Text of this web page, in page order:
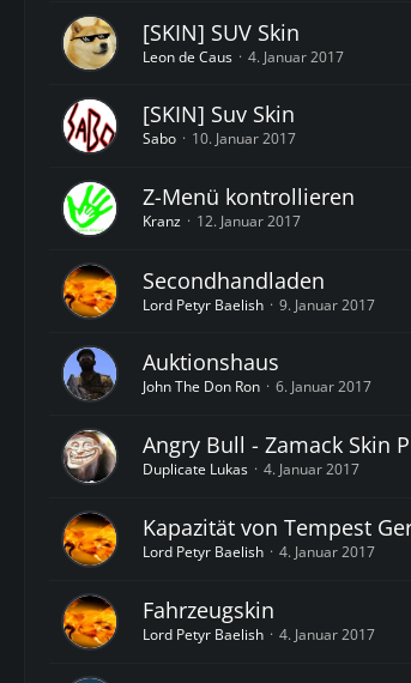
[SKIN] SUV Skin
Leon de Caus 4. Januar 2017
[SKIN] Suv Skin
Sabo 10. Januar 2017
Z-Menü kontrollieren
Kranz 12. Januar 2017
Secondhandladen
Lord Petyr Baelish 9. Januar 2017
Auktionshaus
John The Don Ron 6. Januar 2017
Angry Bull - Zamack Skin
Duplicate Lukas 4. Januar 2017
Kapazität von Tempest
Lord Petyr Baelish 4. Januar 2017
Fahrzeugskin
Lord Petyr Baelish 4. Januar 2017